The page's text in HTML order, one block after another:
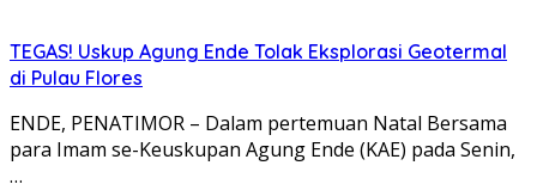
TEGAS! Uskup Agung Ende Tolak Eksplorasi Geotermal
di Pulau Flores
ENDE, PENATIMOR – Dalam pertemuan Natal Bersama
para Imam se-Keuskupan Agung Ende (KAE) pada Senin,
…